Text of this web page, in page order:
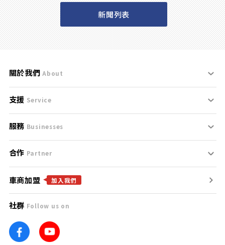
新聞列表
關於我們 About
刊登規範
服務條款
免責聲明
隱私權政策
團隊
車訊網
支援 Service
支援中心
聯絡我們
服務 Businesses
什麼是Goo鑑定？
找好車
找好店
找海外車
合作 Partner
合作夥伴
廣告合作
車商加盟 加入我們
社群 Follow us on